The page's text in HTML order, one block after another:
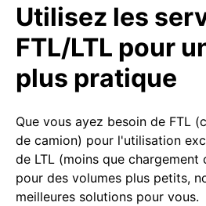
Utilisez les
FTL/LTL pour
plus pratique
Que vous ayez besoin de FTL
de camion) pour l'utilisation
de LTL (moins que chargement
pour des volumes plus petits,
meilleures solutions pour vous.